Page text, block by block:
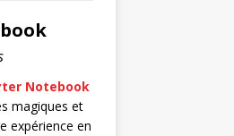
Notebook
magiques et
expérience en